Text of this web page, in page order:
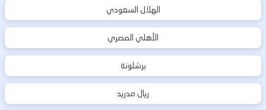
الهلال السعودي
الأهلي المصري
برشلونة
ريال مدريد